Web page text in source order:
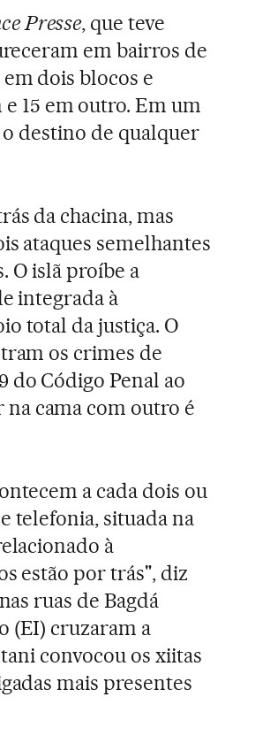
Presse, que teve
em bairros de
dois blocos e
15 em outro. Em um
o destino de qualquer
da chacina, mas
ataques semelhantes
O islã proíbe a
integrada à
total da justiça. O
os crimes de
do Código Penal ao
cama com outro é
a cada dois ou
telefonia, situada na
à
estão por trás", diz
ruas de Bagdá
(EI) cruzaram a
convocou os xiitas
mais presentes